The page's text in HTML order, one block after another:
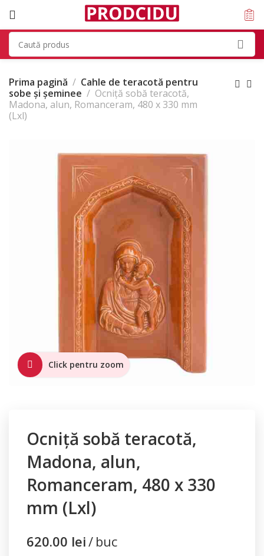
Prima pagină
Cahle de teracotă pentru
sobe și șeminee
Ocniță sobă teracotă,
Madona, alun, Romanceram, 480 x 330 mm
(Lxl)
Click pentru zoom
Ocniță sobă teracotă,
Madona, alun,
Romanceram, 480 x 330
mm (Lxl)
620.00 lei buc